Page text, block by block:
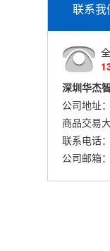
联系我
深圳华杰
公司地址
商品交易
联系电话
公司邮箱